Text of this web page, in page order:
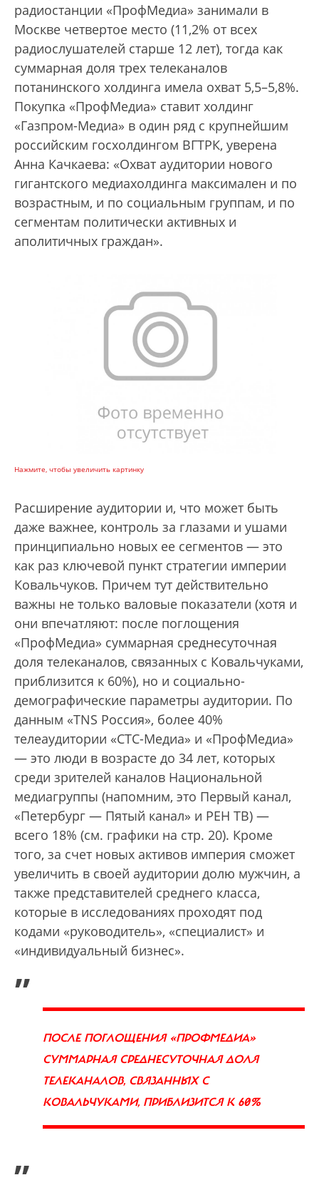
радиостанции «ПрофМедиа» занимали в
Москве четвертое место (11,2% от всех
радиослушателей старше 12 лет), тогда как
суммарная доля трех телеканалов
потанинского холдинга имела охват 5,5–5,8%.
Покупка «ПрофМедиа» ставит холдинг
«Газпром-Медиа» в один ряд с крупнейшим
российским госхолдингом ВГТРК, уверена
Анна Качкаева: «Охват аудитории нового
гигантского медиахолдинга максимален и по
возрастным, и по социальным группам, и по
сегментам политически активных и
аполитичных граждан».
Нажмите, чтобы увеличить картинку
Расширение аудитории и, что может быть
даже важнее, контроль за глазами и ушами
принципиально новых ее сегментов — это
как раз ключевой пункт стратегии империи
Ковальчуков. Причем тут действительно
важны не только валовые показатели (хотя и
они впечатляют: после поглощения
«ПрофМедиа» суммарная среднесуточная
доля телеканалов, связанных с Ковальчуками,
приблизится к 60%), но и социально-
демографические параметры аудитории. По
данным «TNS Россия», более 40%
телеаудитории «СТС-Медиа» и «ПрофМедиа»
— это люди в возрасте до 34 лет, которых
среди зрителей каналов Национальной
медиагруппы (напомним, это Первый канал,
«Петербург — Пятый канал» и РЕН ТВ) —
всего 18% (см. графики на стр. 20). Кроме
того, за счет новых активов империя сможет
увеличить в своей аудитории долю мужчин, а
также представителей среднего класса,
которые в исследованиях проходят под
кодами «руководитель», «специалист» и
«индивидуальный бизнес».
„
ПОСЛЕ ПОГЛОЩЕНИЯ «ПРОФМЕДИА»
СУММАРНАЯ СРЕДНЕСУТОЧНАЯ ДОЛЯ
ТЕЛЕКАНАЛОВ, СВЯЗАННЫХ С
КОВАЛЬЧУКАМИ, ПРИБЛИЗИТСЯ К 60%